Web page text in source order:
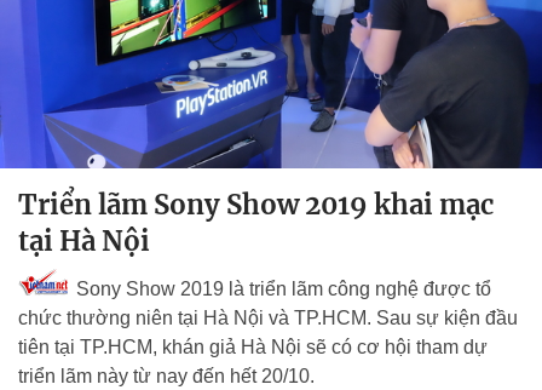
Triển lãm Sony Show 2019 khai mạc
tại Hà Nội
Sony Show 2019 là triển lãm công nghệ được tổ
chức thường niên tại Hà Nội và TP.HCM. Sau sự kiện đầu
tiên tại TP.HCM, khán giả Hà Nội sẽ có cơ hội tham dự
triển lãm này từ nay đến hết 20/10.